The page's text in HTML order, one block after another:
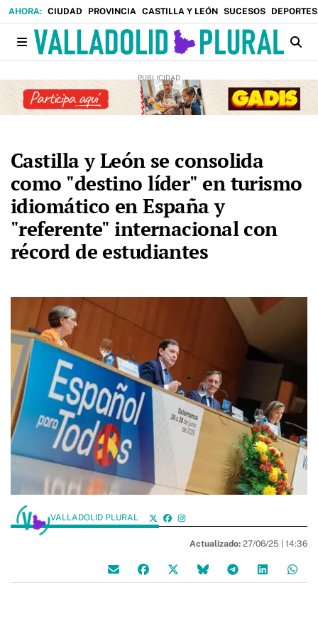
CIUDAD PROVINCIA CASTILLA Y LEÓN SUCESOS DEPORTES
Castilla y León se consolida
como "destino líder" en turismo
idiomático en España y
"referente" internacional con
récord de estudiantes
VALLADOLID PLURAL
Actualizado: 27/06/25 | 14:36